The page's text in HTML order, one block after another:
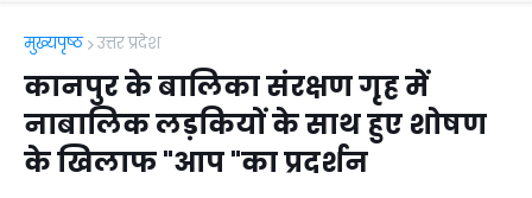
मुख्यपृष्ठ उत्तर प्रदेश
कानपुर के बालिका संरक्षण गृह में
नाबालिक लड़कियों के साथ हुए शोषण
के खिलाफ "आप "का प्रदर्शन